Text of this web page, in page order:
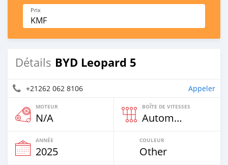
Prix
KMF
Détails BYD Leopard 5
+21262 062 8106 Appeler
MOTEUR
N/A
BOÎTE DE VITESSES
Automatique
ANNÉE
2025
COULEUR
Other